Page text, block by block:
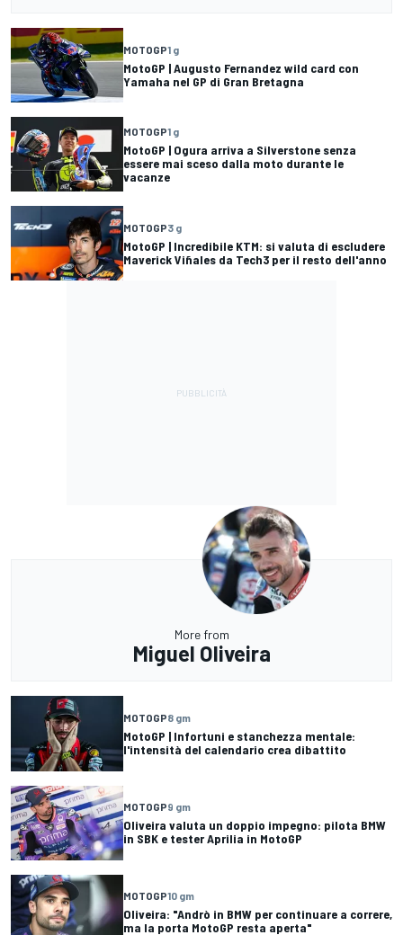
MOTOGP1 g
MotoGP | Augusto Fernandez wild card con
Yamaha nel GP di Gran Bretagna
MOTOGP1 g
MotoGP | Ogura arriva a Silverstone senza
essere mai sceso dalla moto durante le
vacanze
MOTOGP3 g
MotoGP | Incredibile KTM: si valuta di escludere
Maverick Viñales da Tech3 per il resto dell'anno
More from
Miguel Oliveira
MOTOGP8 gm
MotoGP | Infortuni e stanchezza mentale:
l'intensità del calendario crea dibattito
MOTOGP9 gm
Oliveira valuta un doppio impegno: pilota BMW
in SBK e tester Aprilia in MotoGP
MOTOGP10 gm
Oliveira: "Andrò in BMW per continuare a correre,
ma la porta MotoGP resta aperta"